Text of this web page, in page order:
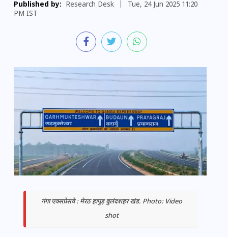
Published by: Research Desk
Tue, 24 Jun 2025 11:20
PM IST
गंगा एक्सप्रेसवे : मेरठ हापुड़ बुलंदशहर खंड. Photo: Video
shot